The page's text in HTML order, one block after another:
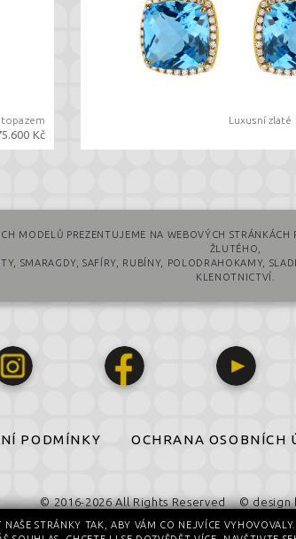
Kč
Luxusní zlaté
MODELŮ PREZENTUJEME NA WEBOVÝCH
ŽLUTÉHO,
SMARAGDY, SAFÍRY, RUBÍNY, POLODRAHOKAMY,
KLENOTNICTVÍ.
PODMÍNKY OCHRANA OSOBNÍCH
© 2016-2026 All Rights Reserved © design
STRÁNKY TAK, ABY VÁM CO NEJVÍCE